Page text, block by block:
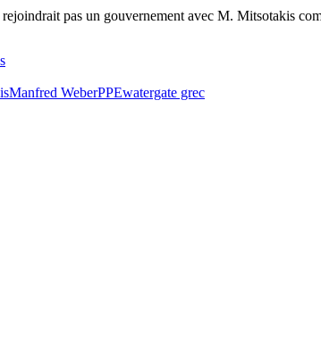
pas un gouvernement avec M. Mitsotakis
Manfred WeberPPEwatergate grec